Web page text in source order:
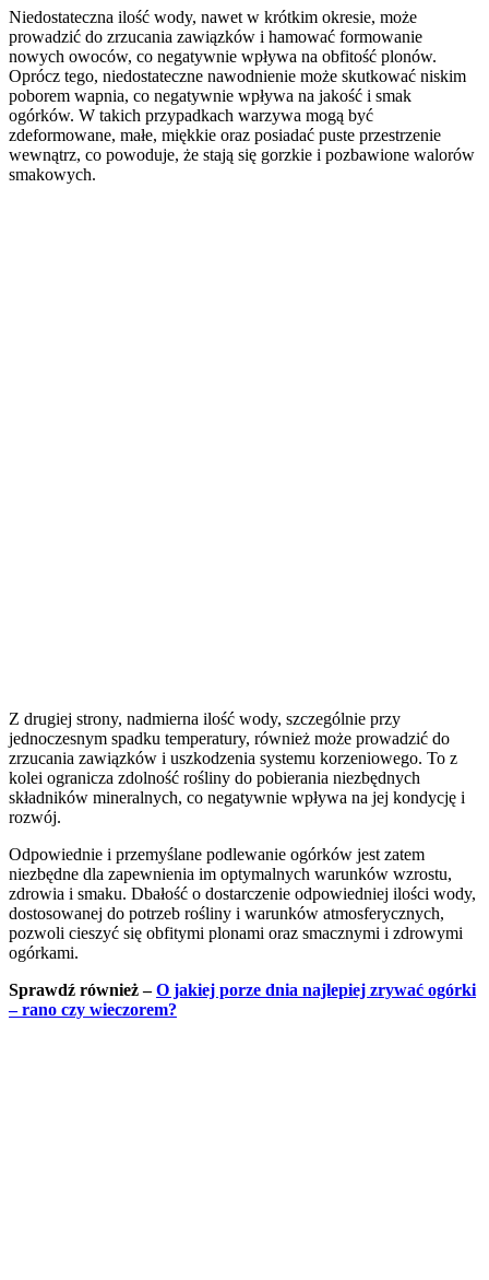
Niedostateczna ilość wody, nawet w krótkim okresie, może
prowadzić do zrzucania zawiązków i hamować formowanie
nowych owoców, co negatywnie wpływa na obfitość plonów.
Oprócz tego, niedostateczne nawodnienie może skutkować niskim
poborem wapnia, co negatywnie wpływa na jakość i smak
ogórków. W takich przypadkach warzywa mogą być
zdeformowane, małe, miękkie oraz posiadać puste przestrzenie
wewnątrz, co powoduje, że stają się gorzkie i pozbawione walorów
smakowych.
Z drugiej strony, nadmierna ilość wody, szczególnie przy
jednoczesnym spadku temperatury, również może prowadzić do
zrzucania zawiązków i uszkodzenia systemu korzeniowego. To z
kolei ogranicza zdolność rośliny do pobierania niezbędnych
składników mineralnych, co negatywnie wpływa na jej kondycję i
rozwój.
Odpowiednie i przemyślane podlewanie ogórków jest zatem
niezbędne dla zapewnienia im optymalnych warunków wzrostu,
zdrowia i smaku. Dbałość o dostarczenie odpowiedniej ilości wody,
dostosowanej do potrzeb rośliny i warunków atmosferycznych,
pozwoli cieszyć się obfitymi plonami oraz smacznymi i zdrowymi
ogórkami.
Sprawdź również –O jakiej porze dnia najlepiej zrywać ogórki
– rano czy wieczorem?